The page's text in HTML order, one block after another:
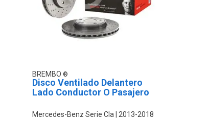
BREMBO
Disco Ventilado Delantero
Lado Conductor O Pasajero
Mercedes-Benz Serie Cla 2013-2018